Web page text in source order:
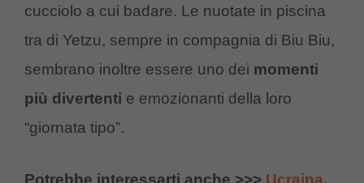
cucciolo a cui badare. Le nuotate in piscina
tra di Yetzu, sempre in compagnia di Biu Biu,
sembrano inoltre essere uno dei momenti
più divertenti e emozionanti della loro
“giornata tipo”.